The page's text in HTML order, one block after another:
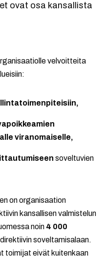
ovat osa kansallista
velvoitteita
viranomaiselle,
soveltuvien
on organisaation
kansallisen valmistelun
noin 4 000
soveltamisalaan.
toimijat eivät kuitenkaan